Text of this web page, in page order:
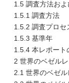
1.5 調査方法お
1.5.1 調査方法
1.5.2 調査プロセ
1.5.3 基準年
1.5.4 本レポート
2 世界のベゼル
2.1 世界のベゼ